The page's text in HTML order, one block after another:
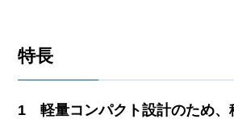
特長
軽量コンパクト設計のため